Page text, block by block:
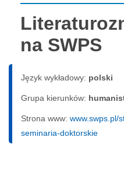
na SWPS
Język wykładowy: polski
Grupa kierunków:
Strona www: www.swps.pl/
seminaria-doktorskie